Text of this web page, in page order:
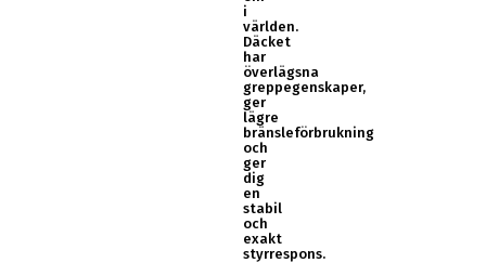
i
världen.
Däcket
har
överlägsna
greppegenskaper,
ger
lägre
bränsleförbrukning
och
ger
dig
en
stabil
och
exakt
styrrespons.